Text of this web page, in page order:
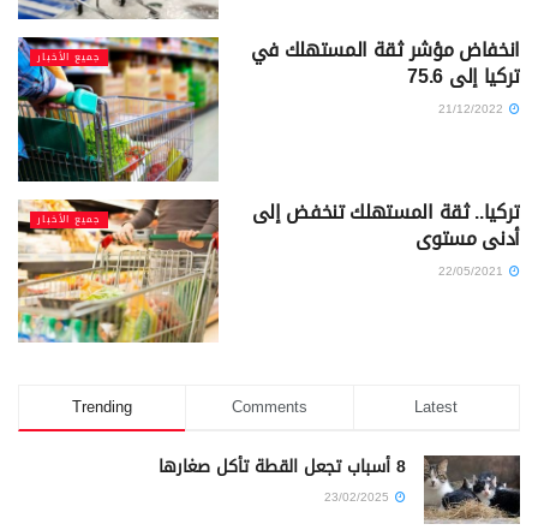
جميع الأخبار انخفاض مؤشر ثقة المستهلك في
تركيا إلى 75.6
جميع الأخبار تركيا.. ثقة المستهلك تنخفض إلى
أدنى مستوى
Trending Comments Latest
8 أسباب تجعل القطة تأكل صغارها